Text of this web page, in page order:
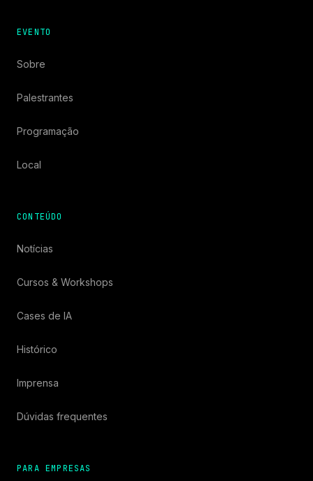
EVENTO
Sobre
Palestrantes
Programação
Local
CONTEÚDO
Notícias
Cursos & Workshops
Cases de IA
Histórico
Imprensa
Dúvidas frequentes
PARA EMPRESAS